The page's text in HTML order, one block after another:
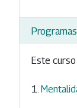
Programas
Este